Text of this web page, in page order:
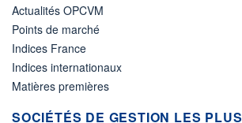
Actualités OPCVM
Points de marché
Indices France
Indices internationaux
Matières premières
SOCIÉTÉS DE GESTION LES PLUS